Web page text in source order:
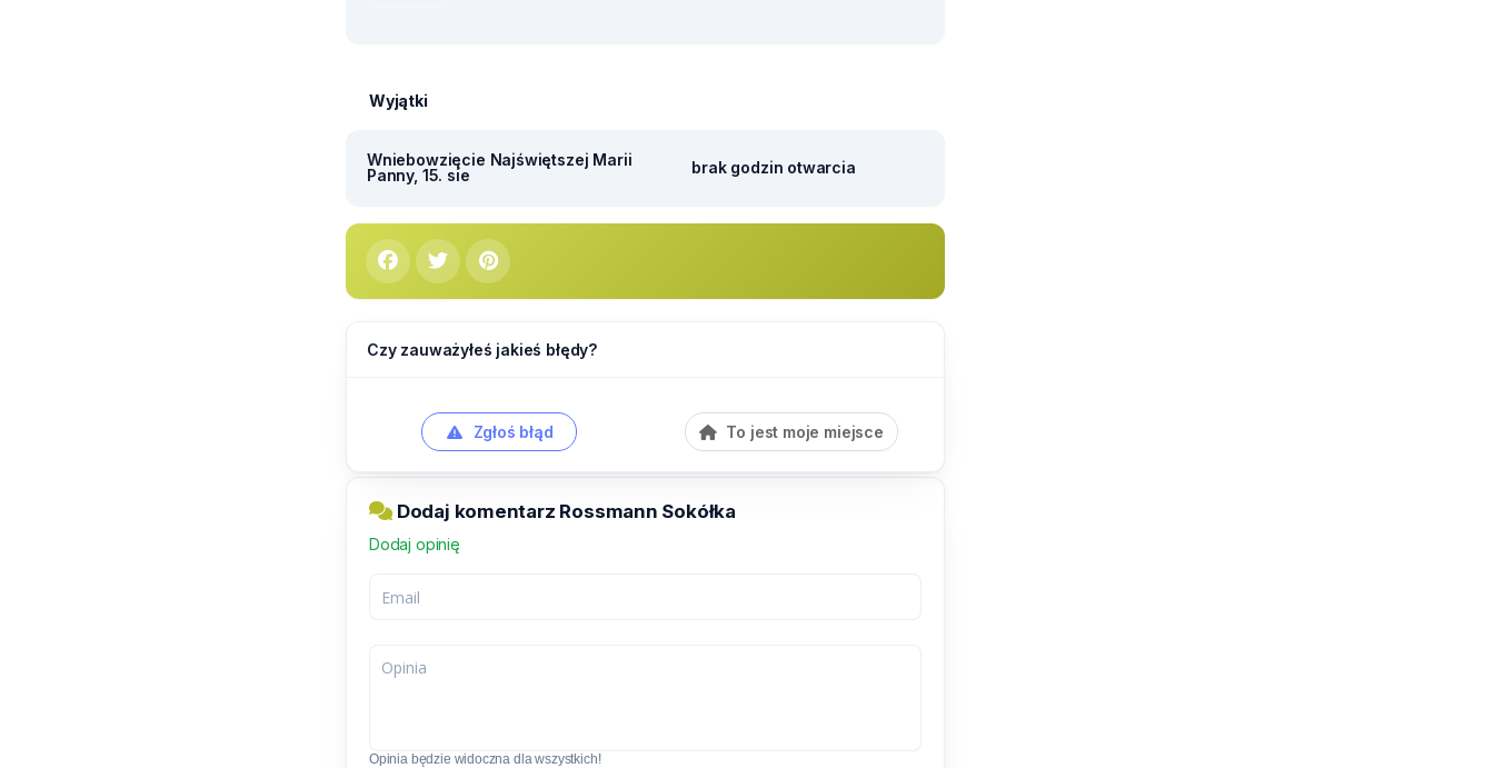
Wyjątki
Wniebowzięcie Najświętszej Marii
Panny, 15. sie
brak godzin otwarcia
Czy zauważyłeś jakieś błędy?
Zgłoś błąd To jest moje miejsce
Dodaj komentarz Rossmann Sokółka
Dodaj opinię
Opinia będzie widoczna dla wszystkich!